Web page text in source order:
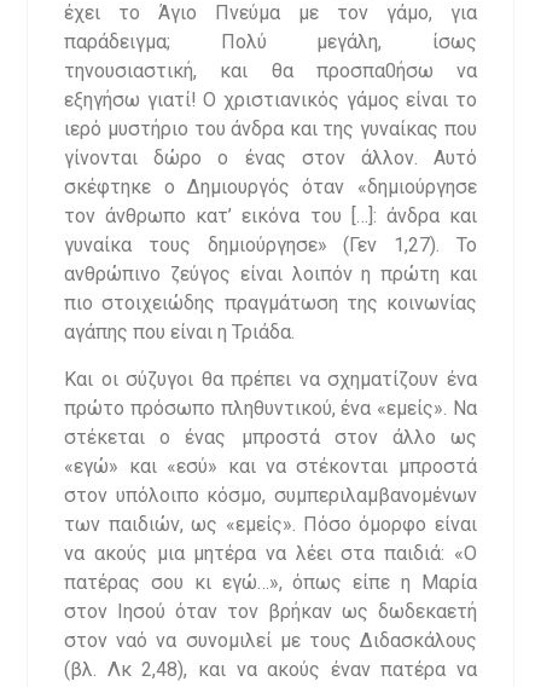
έχει το Άγιο Πνεύμα με τον γάμο, για
παράδειγμα; Πολύ μεγάλη, ίσως
τηνουσιαστική, και θα προσπα0ήσω να
εξηγήσω γιατί! Ο χριστιανικός γάμος είναι το
ιερό μυστήριο του άνδρα και της γυναίκας που
γίνονται δώρο ο ένας στον άλλον. Αυτό
σκέφτηκε ο Δημιουργός όταν «δημιούργησε
τον άνθρωπο κατ’ εικόνα του […]: άνδρα και
γυναίκα τους δημιούργησε» (Γεν 1,27). Το
ανθρώπινο ζεύγος είναι λοιπόν η πρώτη και
πιο στοιχειώδης πραγμάτωση της κοινωνίας
αγάπης που είναι η Τριάδα.
Και οι σύζυγοι θα πρέπει να σχηματίζουν ένα
πρώτο πρόσωπο πληθυντικού, ένα «εμείς». Να
στέκεται ο ένας μπροστά στον άλλο ως
«εγώ» και «εσύ» και να στέκονται μπροστά
στον υπόλοιπο κόσμο, συμπεριλαμβανομένων
των παιδιών, ως «εμείς». Πόσο όμορφο είναι
να ακούς μια μητέρα να λέει στα παιδιά: «Ο
πατέρας σου κι εγώ…», όπως είπε η Μαρία
στον Ιησού όταν τον βρήκαν ως δωδεκαετή
στον ναό να συνομιλεί με τους Διδασκάλους
(βλ. Λκ 2,48), και να ακούς έναν πατέρα να